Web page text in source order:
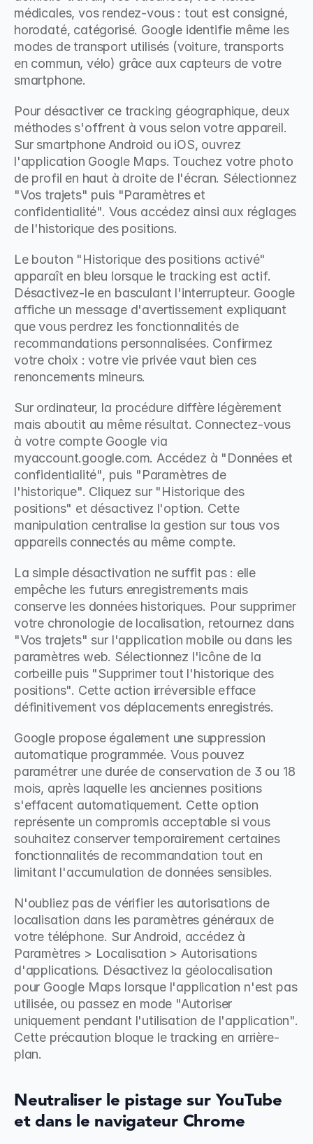
médicales, vos rendez-vous : tout est consigné,
horodaté, catégorisé. Google identifie même les
modes de transport utilisés (voiture, transports
en commun, vélo) grâce aux capteurs de votre
smartphone.
Pour désactiver ce tracking géographique, deux
méthodes s'offrent à vous selon votre appareil.
Sur smartphone Android ou iOS, ouvrez
l'application Google Maps. Touchez votre photo
de profil en haut à droite de l'écran. Sélectionnez
"Vos trajets" puis "Paramètres et
confidentialité". Vous accédez ainsi aux réglages
de l'historique des positions.
Le bouton "Historique des positions activé"
apparaît en bleu lorsque le tracking est actif.
Désactivez-le en basculant l'interrupteur. Google
affiche un message d'avertissement expliquant
que vous perdrez les fonctionnalités de
recommandations personnalisées. Confirmez
votre choix : votre vie privée vaut bien ces
renoncements mineurs.
Sur ordinateur, la procédure diffère légèrement
mais aboutit au même résultat. Connectez-vous
à votre compte Google via
myaccount.google.com. Accédez à "Données et
confidentialité", puis "Paramètres de
l'historique". Cliquez sur "Historique des
positions" et désactivez l'option. Cette
manipulation centralise la gestion sur tous vos
appareils connectés au même compte.
La simple désactivation ne suffit pas : elle
empêche les futurs enregistrements mais
conserve les données historiques. Pour supprimer
votre chronologie de localisation, retournez dans
"Vos trajets" sur l'application mobile ou dans les
paramètres web. Sélectionnez l'icône de la
corbeille puis "Supprimer tout l'historique des
positions". Cette action irréversible efface
définitivement vos déplacements enregistrés.
Google propose également une suppression
automatique programmée. Vous pouvez
paramétrer une durée de conservation de 3 ou 18
mois, après laquelle les anciennes positions
s'effacent automatiquement. Cette option
représente un compromis acceptable si vous
souhaitez conserver temporairement certaines
fonctionnalités de recommandation tout en
limitant l'accumulation de données sensibles.
N'oubliez pas de vérifier les autorisations de
localisation dans les paramètres généraux de
votre téléphone. Sur Android, accédez à
Paramètres > Localisation > Autorisations
d'applications. Désactivez la géolocalisation
pour Google Maps lorsque l'application n'est pas
utilisée, ou passez en mode "Autoriser
uniquement pendant l'utilisation de l'application".
Cette précaution bloque le tracking en arrière-
plan.
Neutraliser le pistage sur YouTube
et dans le navigateur Chrome